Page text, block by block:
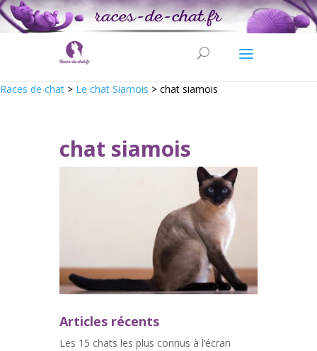
Races de chat > Le chat Siamois > chat siamois
chat siamois
Articles récents
Les 15 chats les plus connus à l’écran